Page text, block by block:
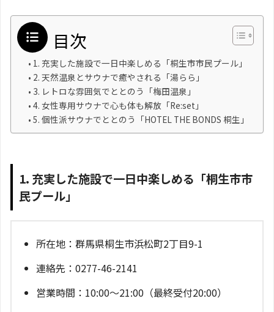
目次
1. 充実した施設で一日中楽しめる「桐生市市民プール」
2. 天然温泉とサウナで癒やされる「湯らら」
3. レトロな雰囲気でととのう「梅田温泉」
4. 女性専用サウナで心も体も解放「Re:set」
5. 個性派サウナでととのう「HOTEL THE BONDS 桐生」
1. 充実した施設で一日中楽しめる「桐生市市
民プール」
所在地：群馬県桐生市浜松町2丁目9-1
連絡先：0277-46-2141
営業時間：10:00～21:00（最終受付20:00）